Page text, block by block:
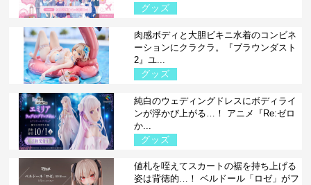
グッズ
肉感ボディと大胆ビキニ水着のコンビネ
ーションにクラクラ。『ブラウンダスト
2』ユ...
グッズ
純白のウェディングドレスにボディライ
ンが浮かび上がる…！ アニメ『Re:ゼロ
か...
グッズ
値札を咥えてスカートの裾を持ち上げる
姿は背徳的…！ ベルドール「ロゼ」がフ